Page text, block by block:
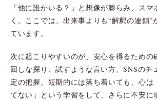
「他に誰かいる？」と想像が膨らみ、ス
く。ここでは、出来事よりも“解釈の連鎖”
ています。
次に起こりやすいのが、安心を得るための
回しな探り、試すような言い方、SNSのチ
定の把握。短期的には落ち着いても、心は
てない」という学習をして、さらに不安に